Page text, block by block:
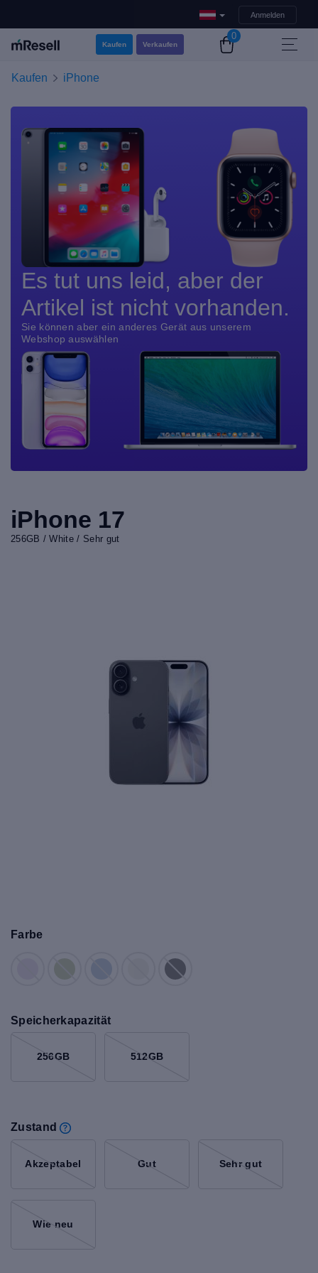
Anmelden
Kaufen Verkaufen
0
Kaufen iPhone
Es tut uns leid, aber der
Artikel ist nicht vorhanden.
Sie können aber ein anderes Gerät aus unserem
Webshop auswählen
iPhone 17
256GB / White / Sehr gut
Farbe
Speicherkapazität
256GB 512GB
Zustand
Akzeptabel Gut Sehr gut
Wie neu